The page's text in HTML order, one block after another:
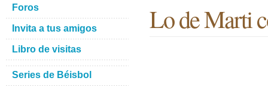
Lo de Marti
Foros
Invita a tus amigos
Libro de visitas
Series de Béisbol